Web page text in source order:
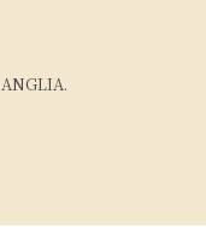
ANGLIA.